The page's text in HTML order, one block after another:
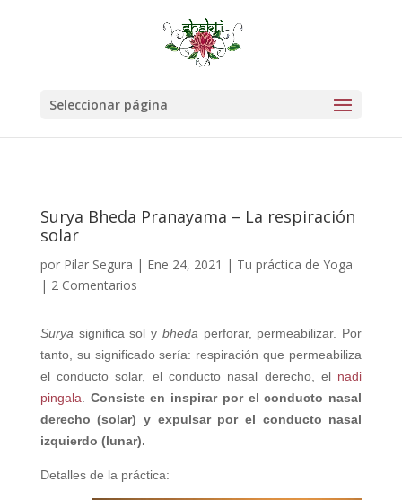
Seleccionar página
Surya Bheda Pranayama – La respiración
solar
por Pilar Segura | Ene 24, 2021 | Tu práctica de Yoga
| 2 Comentarios
Surya significa sol y bheda perforar, permeabilizar. Por
tanto, su significado sería: respiración que permeabiliza
el conducto solar, el conducto nasal derecho, el nadi
pingala
Consiste en inspirar por el conducto nasal
derecho (solar) y expulsar por el conducto nasal
izquierdo (lunar).
Detalles de la práctica: